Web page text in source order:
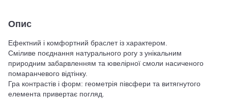
Опис
Ефектний і комфортний браслет із характером.
Сміливе поєднання натурального рогу з унікальним
природним забарвленням та ювелірної смоли насиченого
помаранчевого відтінку.
Гра контрастів і форм: геометрія півсфери та витягнутого
елемента привертає погляд.